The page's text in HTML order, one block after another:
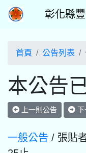
彰化縣
首頁 公告列表
本公告
上一則公告 下
一般公告 / 張貼